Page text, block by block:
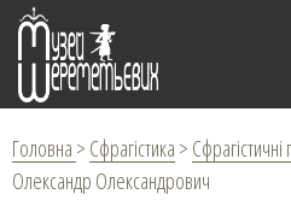
Головна > Сфрагістика >
Олександр Олександрович